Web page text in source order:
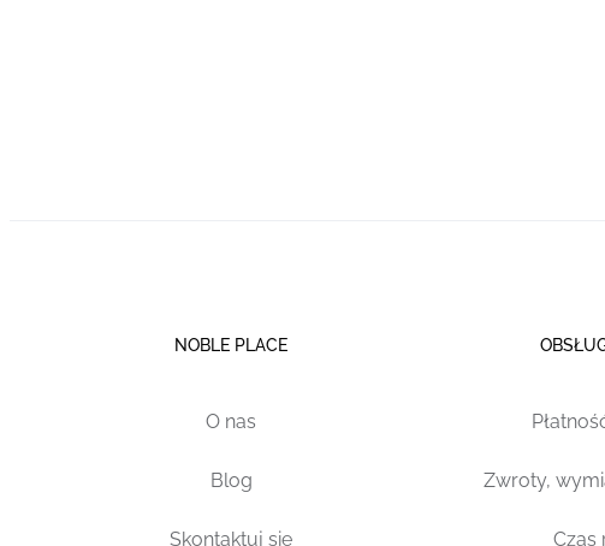
NOBLE PLACE
O nas
Blog
Skontaktuj się
Zwroty,
Czas